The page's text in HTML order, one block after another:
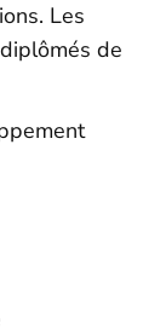
Les
de